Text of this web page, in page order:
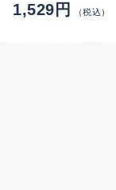
1,529円
（税込）